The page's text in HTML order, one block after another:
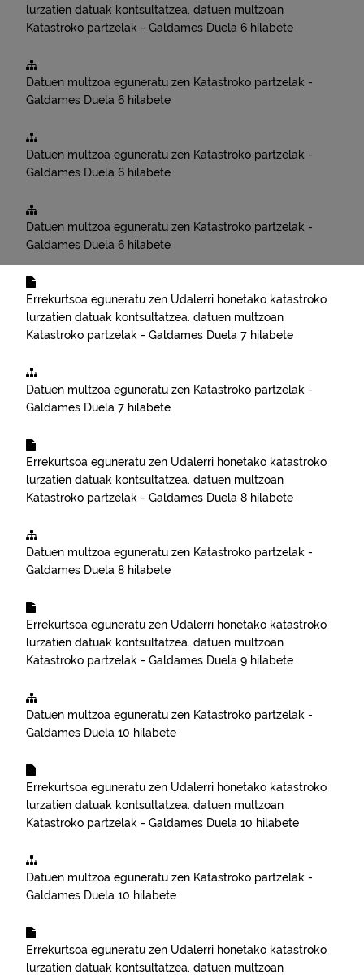
lurzatien datuak kontsultatzea. datuen multzoan
Katastroko partzelak - Galdames Duela 6 hilabete
Datuen multzoa eguneratu zen Katastroko partzelak -
Galdames Duela 6 hilabete
Datuen multzoa eguneratu zen Katastroko partzelak -
Galdames Duela 6 hilabete
Datuen multzoa eguneratu zen Katastroko partzelak -
Galdames Duela 6 hilabete
Errekurtsoa eguneratu zen Udalerri honetako katastroko
lurzatien datuak kontsultatzea. datuen multzoan
Katastroko partzelak - Galdames Duela 7 hilabete
Datuen multzoa eguneratu zen Katastroko partzelak -
Galdames Duela 7 hilabete
Errekurtsoa eguneratu zen Udalerri honetako katastroko
lurzatien datuak kontsultatzea. datuen multzoan
Katastroko partzelak - Galdames Duela 8 hilabete
Datuen multzoa eguneratu zen Katastroko partzelak -
Galdames Duela 8 hilabete
Errekurtsoa eguneratu zen Udalerri honetako katastroko
lurzatien datuak kontsultatzea. datuen multzoan
Katastroko partzelak - Galdames Duela 9 hilabete
Datuen multzoa eguneratu zen Katastroko partzelak -
Galdames Duela 10 hilabete
Errekurtsoa eguneratu zen Udalerri honetako katastroko
lurzatien datuak kontsultatzea. datuen multzoan
Katastroko partzelak - Galdames Duela 10 hilabete
Datuen multzoa eguneratu zen Katastroko partzelak -
Galdames Duela 10 hilabete
Errekurtsoa eguneratu zen Udalerri honetako katastroko
lurzatien datuak kontsultatzea. datuen multzoan